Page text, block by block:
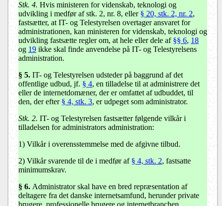
Stk. 4. Hvis ministeren for videnskab, teknologi og
udvikling i medfør af stk. 2, nr. 8, eller § 20, stk. 2, nr. 2,
fastsætter, at IT- og Telestyrelsen overtager ansvaret for
administrationen, kan ministeren for videnskab, teknologi og
udvikling fastsætte regler om, at hele eller dele af §§ 6, 18
og 19 ikke skal finde anvendelse på IT- og Telestyrelsens
administration.
§ 5. IT- og Telestyrelsen udsteder på baggrund af det
offentlige udbud, jf. § 4, en tilladelse til at administrere det
eller de internetdomæner, der er omfattet af udbuddet, til
den, der efter § 4, stk. 3, er udpeget som administrator.
Stk. 2. IT- og Telestyrelsen fastsætter følgende vilkår i
tilladelsen for administrators administration:
1) Vilkår i overensstemmelse med de afgivne tilbud.
2) Vilkår svarende til de i medfør af § 4, stk. 2, fastsatte
minimumskrav.
§ 6. Administrator skal have en bred repræsentation af
deltagere fra det danske internetsamfund, herunder private
brugere, professionelle brugere og internetbranchen